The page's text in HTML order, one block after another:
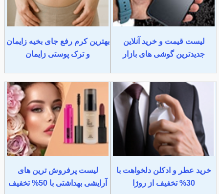
لیست قیمت و خرید آنلاین
جدیدترین گوشی های بازار
بهترین کرم رفع جای بخیه زایمان
و ترک پوستی زایمان
خرید عطر و ادکلن دلخواهت با
30% تخفیف از روژا
لیست پرفروش ترین های
آرایشی بهداشتی با 50% تخفیف